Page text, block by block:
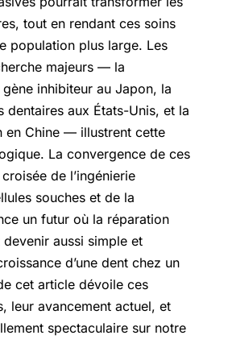
tout en rendant ces soins
population plus large. Les
majeurs — la
inhibiteur au Japon, la
dentaires aux États-Unis, et la
en Chine — illustrent cette
La convergence de ces
de l’ingénierie
souches et de la
un futur où la réparation
aussi simple et
d’une dent chez un
cet article dévoile ces
leur avancement actuel, et
spectaculaire sur notre